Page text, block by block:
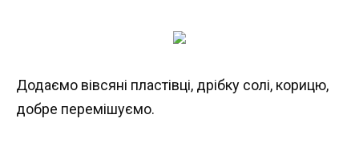
Додаємо вівсяні пластівці, дрібку солі, корицю,
добре перемішуємо.